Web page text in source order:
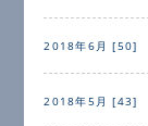
2018年6月 [50]
2018年5月 [43]